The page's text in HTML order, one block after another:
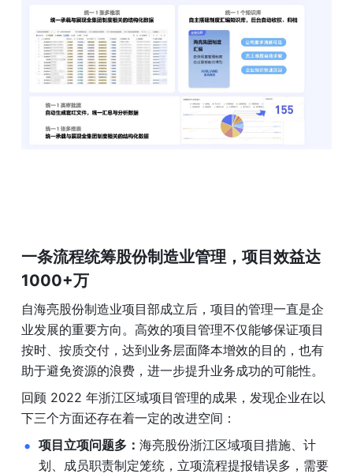
一条流程统筹股份制造业管理，项目效益达
1000+万
自海亮股份制造业项目部成立后，项目的管理一直是企
业发展的重要方向。高效的项目管理不仅能够保证项目
按时、按质交付，达到业务层面降本增效的目的，也有
助于避免资源的浪费，进一步提升业务成功的可能性。
回顾 2022 年浙江区域项目管理的成果，发现企业在以
下三个方面还存在着一定的改进空间：
项目立项问题多： 海亮股份浙江区域项目措施、计
划、成员职责制定笼统，立项流程提报错误多，需要